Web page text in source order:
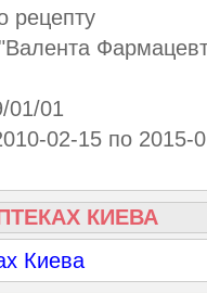
рецепту
01/01
02-15 по 2015-
КИЕВА
Киева